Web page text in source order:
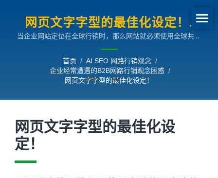
网页文字字型的最佳化设定！|
企业经常遭遇的B2B网路行销观
念困惑
当企业网站定位在全球行销时，那么网站就必须使用全球共通
上更是建议使用标准惯用字型，因为买主实际要的是资讯，通
用且已习惯的字体在浏览上是较舒适不吃力的。因此，设计网
站的时候，这些小小的因素都要考虑在内，这也是网站最佳化
的一环。
首页 / AI SEO 网路行销观念 /
企业经常遭遇的B2B网路行销观念困惑 /
网页文字字型的最佳化设定！
网页文字字型的最佳化设
定！